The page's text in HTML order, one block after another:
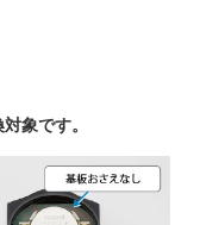
象です。